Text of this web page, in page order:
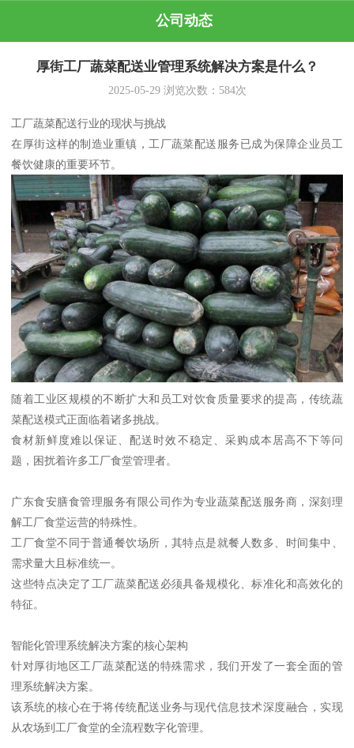
公司动态
厚街工厂蔬菜配送业管理系统解决方案是什么？
2025-05-29浏览次数： 584次
工厂蔬菜配送行业的现状与挑战
在厚街这样的制造业重镇，工厂蔬菜配送服务已成为保障企业员工
餐饮健康的重要环节。
随着工业区规模的不断扩大和员工对饮食质量要求的提高，传统蔬
菜配送模式正面临着诸多挑战。
食材新鲜度难以保证、配送时效不稳定、采购成本居高不下等问
题，困扰着许多工厂食堂管理者。
广东食安膳食管理服务有限公司作为专业蔬菜配送服务商，深刻理
解工厂食堂运营的特殊性。
工厂食堂不同于普通餐饮场所，其特点是就餐人数多、时间集中、
需求量大且标准统一。
这些特点决定了工厂蔬菜配送必须具备规模化、标准化和高效化的
特征。
智能化管理系统解决方案的核心架构
针对厚街地区工厂蔬菜配送的特殊需求，我们开发了一套全面的管
理系统解决方案。
该系统的核心在于将传统配送业务与现代信息技术深度融合，实现
从农场到工厂食堂的全流程数字化管理。